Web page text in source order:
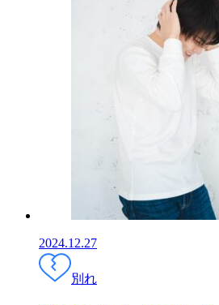
2024.12.27
別れ